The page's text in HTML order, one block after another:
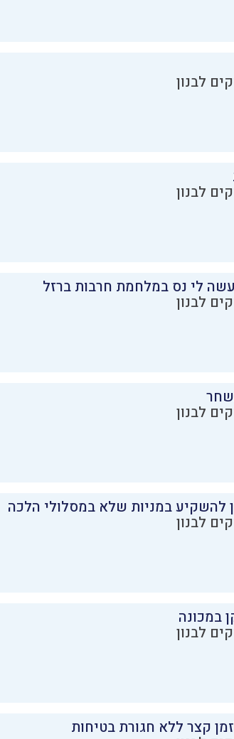
לבנון
לבנון
לי נס במלחמת חרבות ברזל
לבנון
לבנון
להשקיע במניות שלא במסלולי הלכה
לבנון
במכונה
לבנון
קצר ללא חגורת בטיחות